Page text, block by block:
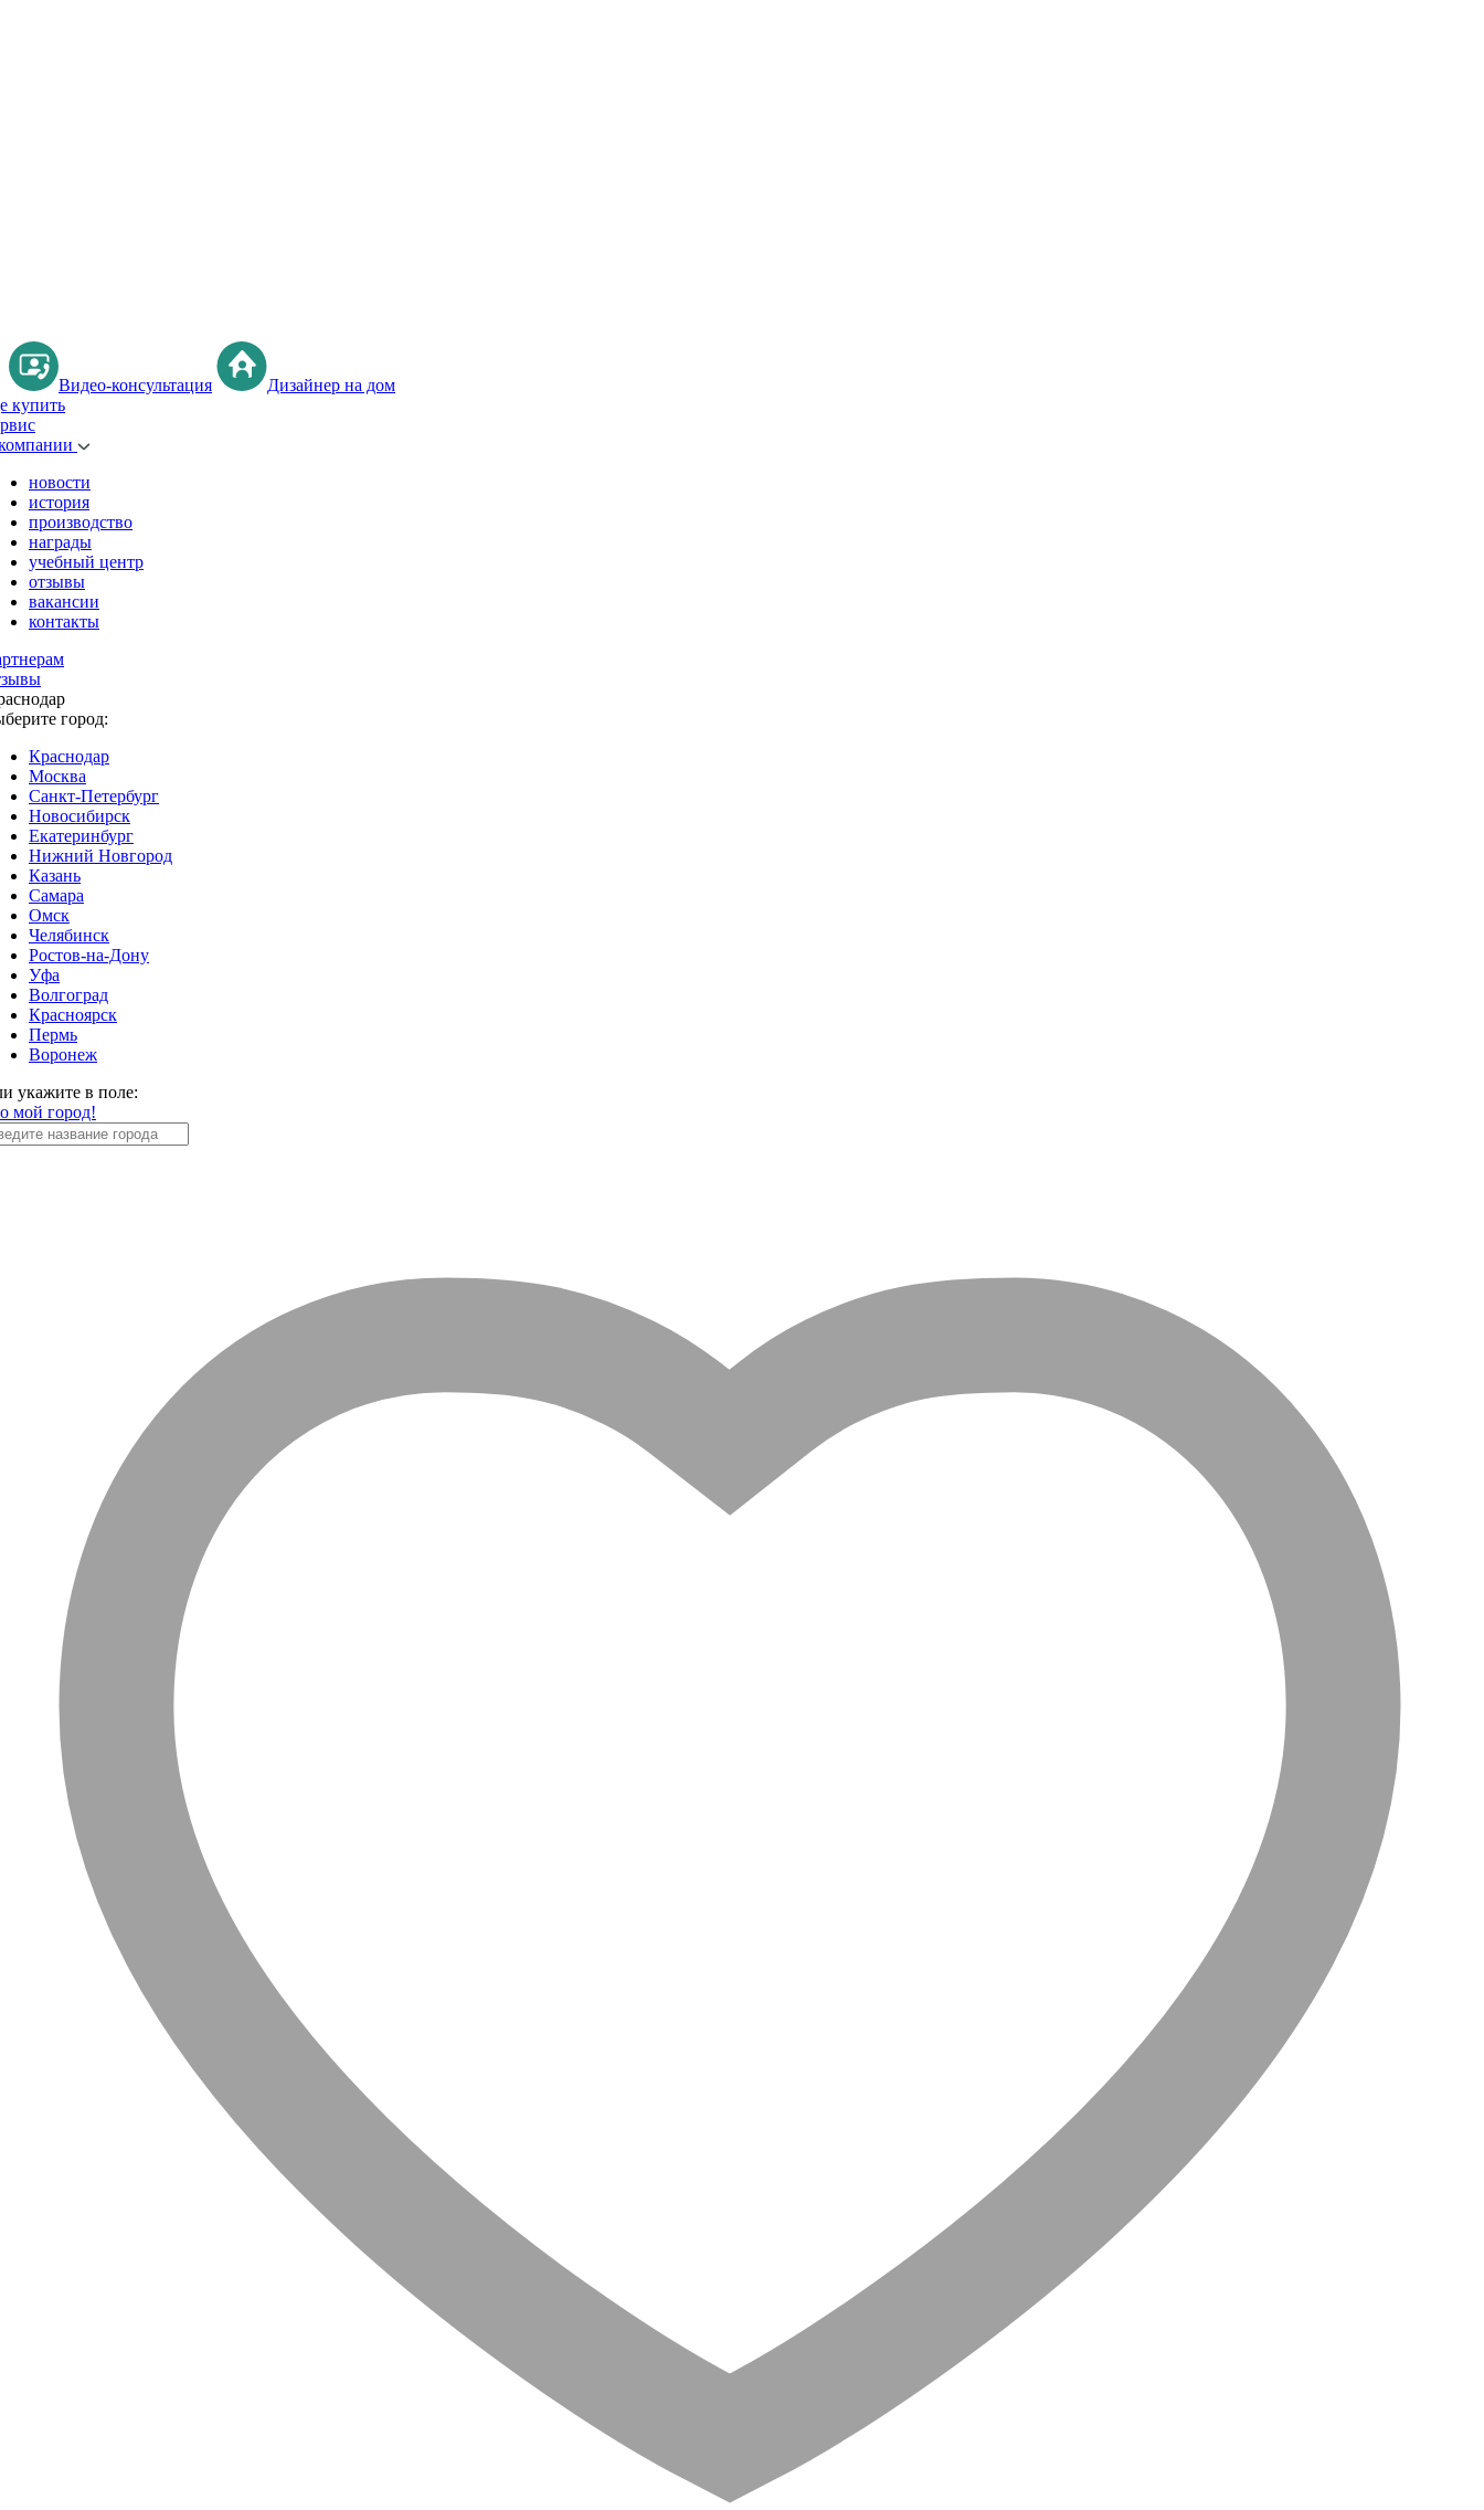
Видео-консультация
Дизайнер на дом
купить
новости
история
производство
награды
учебный центр
отзывы
вакансии
контакты
город:
Краснодар
Москва
Санкт-Петербург
Новосибирск
Екатеринбург
Нижний Новгород
Казань
Самара
Омск
Челябинск
Ростов-на-Дону
Уфа
Волгоград
Красноярск
Пермь
Воронеж
укажите в поле:
мой город!